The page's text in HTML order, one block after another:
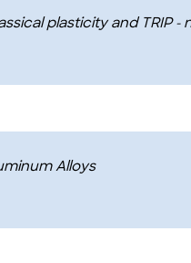
plasticity and TRIP
Alloys